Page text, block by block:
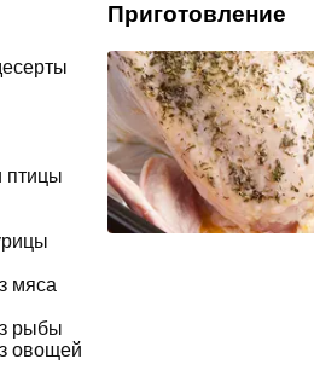
птицы
мяса
рыбы
овощей
Приготовление